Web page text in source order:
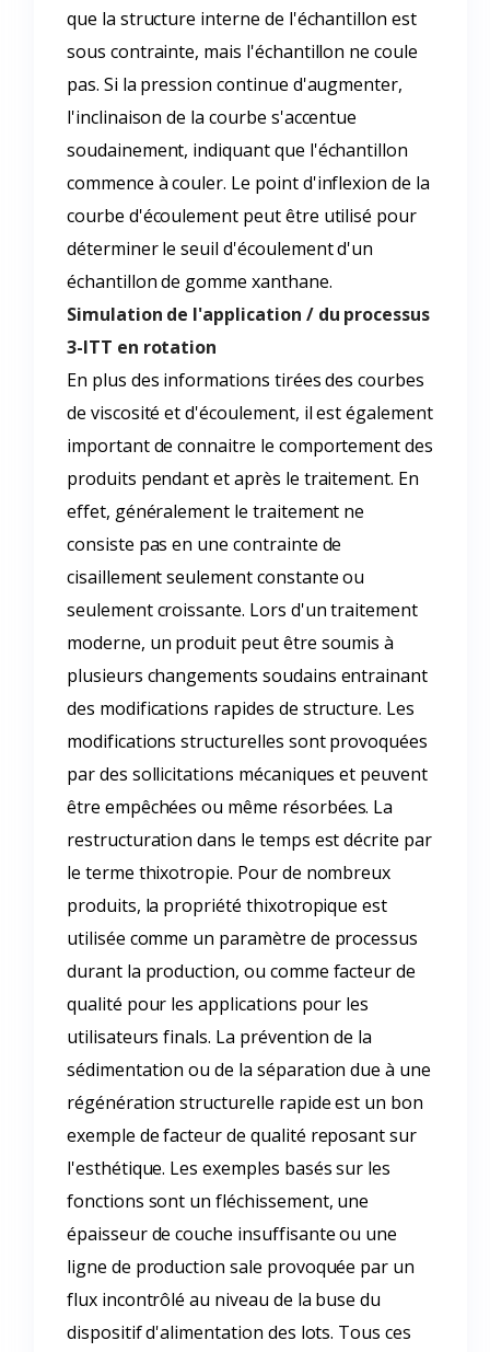
que la structure interne de l'échantillon est
sous contrainte, mais l'échantillon ne coule
pas. Si la pression continue d'augmenter,
l'inclinaison de la courbe s'accentue
soudainement, indiquant que l'échantillon
commence à couler. Le point d'inflexion de la
courbe d'écoulement peut être utilisé pour
déterminer le seuil d'écoulement d'un
échantillon de gomme xanthane.
Simulation de l'application / du processus
3-ITT en rotation
En plus des informations tirées des courbes
de viscosité et d'écoulement, il est également
important de connaitre le comportement des
produits pendant et après le traitement. En
effet, généralement le traitement ne
consiste pas en une contrainte de
cisaillement seulement constante ou
seulement croissante. Lors d'un traitement
moderne, un produit peut être soumis à
plusieurs changements soudains entrainant
des modifications rapides de structure. Les
modifications structurelles sont provoquées
par des sollicitations mécaniques et peuvent
être empêchées ou même résorbées. La
restructuration dans le temps est décrite par
le terme thixotropie. Pour de nombreux
produits, la propriété thixotropique est
utilisée comme un paramètre de processus
durant la production, ou comme facteur de
qualité pour les applications pour les
utilisateurs finals. La prévention de la
sédimentation ou de la séparation due à une
régénération structurelle rapide est un bon
exemple de facteur de qualité reposant sur
l'esthétique. Les exemples basés sur les
fonctions sont un fléchissement, une
épaisseur de couche insuffisante ou une
ligne de production sale provoquée par un
flux incontrôlé au niveau de la buse du
dispositif d'alimentation des lots. Tous ces